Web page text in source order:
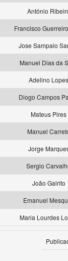
António
Francisco
Jose Sampaio
Manuel Dias da
Adelino Lopes
Diogo Campos
Mateus Pires
Manuel
Jorge
Sergio
João Galrito
Emanuel
Maria Lourdes